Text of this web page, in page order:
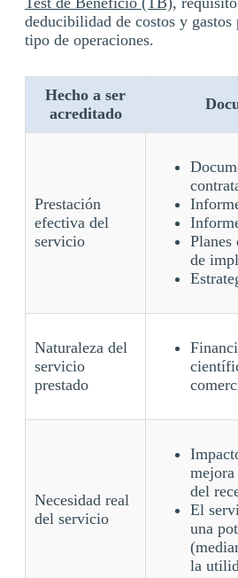
deducibilidad de costos y gastos
tipo de operaciones.
Hecho a ser
acreditado
Prestación
efectiva del
servicio
Planes
de
Naturaleza del
servicio
prestado
Necesidad real
del servicio
del
El
una
la